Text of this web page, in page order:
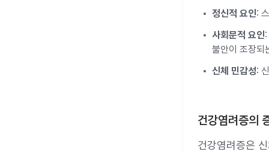
정신적 요인:
사회문적 요인
불안이 조장되
신체 민감성:
건강염려증의
건강염려증은